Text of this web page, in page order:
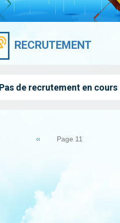
RECRUTEMENT
de recrutement en cours
Page
précédente
‹‹ Page 11